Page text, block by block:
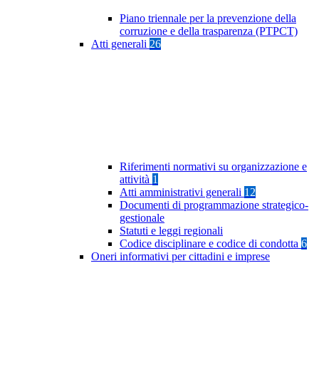
Piano triennale per la prevenzione della
corruzione e della trasparenza (PTPCT)
Atti generali 26
Riferimenti normativi su organizzazione e
attività 1
Atti amministrativi generali 12
Documenti di programmazione strategico-
gestionale
Statuti e leggi regionali
Codice disciplinare e codice di condotta 6
Oneri informativi per cittadini e imprese